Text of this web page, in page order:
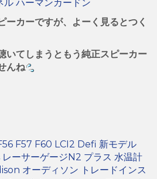
ーカーですが、よーく見るとつく
いてしまうともう純正スピーカー
んね